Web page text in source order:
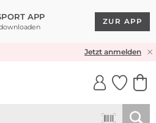
APP
ZUR APP
& RÜCKVERSANDJetzt anmelden